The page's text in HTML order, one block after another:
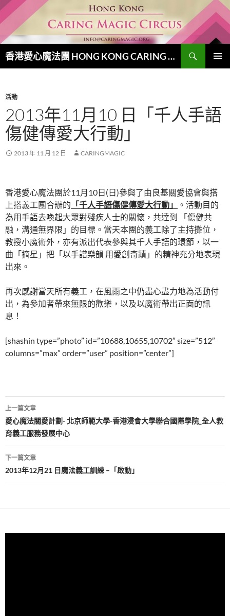
跳
至
要
內
容
香港愛心魔法團 HONG KONG CARING MAGIC CIRCUS
搜
尋
活動
2013年11月10 日「千人手語
傷健傳愛大行動」
2013 年 11 月 12 日 CARINGMAGIC
香港愛心魔法團於11月10日(日)參與了由良基關愛協會與搭
上搭義工團合辦的 「千人手語傷健傳愛大行動」
。活動目的
為用手語去喚起大眾對殘疾人士的關懷，共達到 「傷健共
融，溝通無界限」的目標。當天本團的義工除了主持攤位，
教授小魔術外，亦有派出代表參與其千人手語的環節，以一
曲「摘星」把「以手譜樂韻 用愛創奇蹟」的精神充分地表現
出來。
再次感謝當天所有義工，在風雨之中仍盡心盡力地為活動付
出，為參加者帶來無限的歡樂，以及以魔術帶出正面的訊
息！
[shashin type=”photo” id=”10688,10655,10702″ size=”512″
columns=”max” order=”user” position=”center”]
文
章
導
覽
上一篇文章
愛心魔法關愛計劃- 北京師範大學-香港浸會大學聯合國際學院_全人教
育義工服務發展中心
下一篇文章
2013年12月21 日魔法義工訓練 –「啟動」